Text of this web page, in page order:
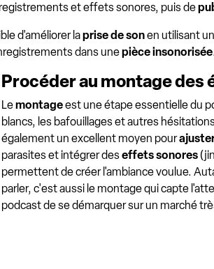
et effets sonores, puis de
d'améliorer laprise de sonen utilisant un
dans unepièce insonorisée
Procéder au montage des
Lemontageest une étape essentielle du
blancs, les bafouillages et autres
également un excellent moyen pour
parasites et intégrer deseffets sonores
permettent de créer l'ambiance voulue.
parler, c'est aussi le montage qui capte
podcast de se démarquer sur un marché